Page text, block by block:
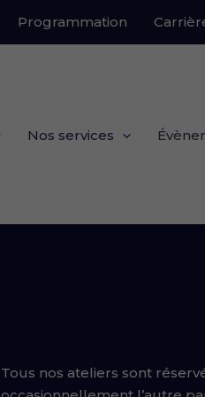
Programmation
Nos services
Tous nos ateliers sont